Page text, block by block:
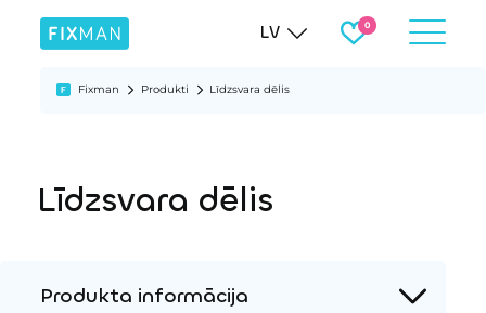
LV
Fixman Produkti Līdzsvara dēlis
Līdzsvara dēlis
Produkta informācija